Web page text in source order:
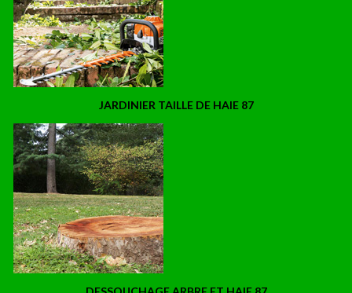
JARDINIER TAILLE DE HAIE 87